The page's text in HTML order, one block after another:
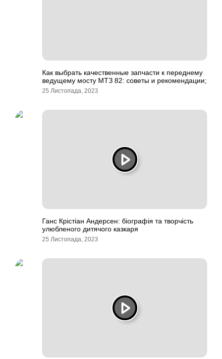
Как выбрать качественные запчасти к переднему
ведущему мосту МТЗ 82: советы и рекомендации;
25 Листопада, 2023
Ганс Крістіан Андерсен: біографія та творчість
улюбленого дитячого казкаря
25 Листопада, 2023